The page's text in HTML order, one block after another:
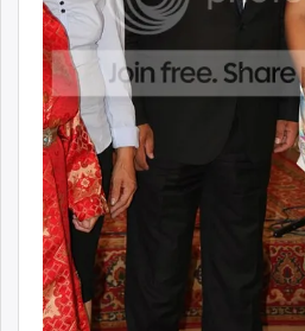
ergelt.mn
zarig.mn
today.mn
zuv.mn
mminfo.mn
ugluu.mn
urlag.mn
unen.mn
asu.mn
shudarga.mn
shuurhai.mn